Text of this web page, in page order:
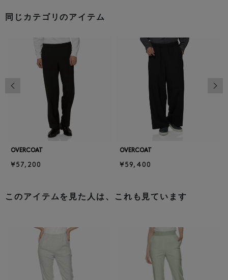
同じカテゴリのアイテム
OVERCOAT
¥57,200
OVERCOAT
¥59,400
前の画像
このアイテムを見た人は、これも見ています